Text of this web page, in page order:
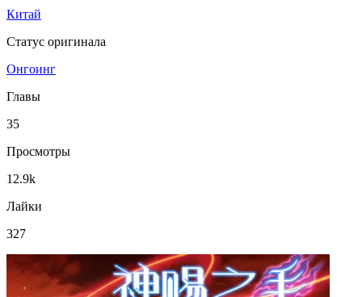
Китай
Статус оригинала
Онгоинг
Главы
35
Просмотры
12.9k
Лайки
327